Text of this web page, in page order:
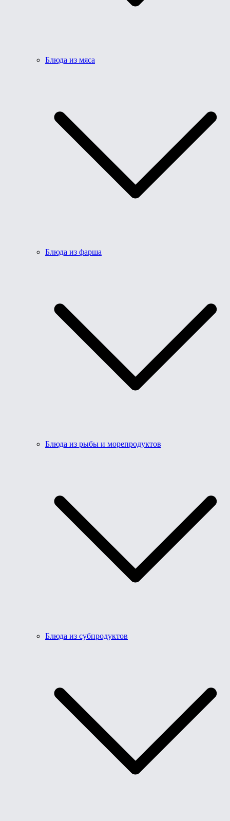
Блюда из мяса
Блюда из фарша
Блюда из рыбы и морепродуктов
Блюда из субпродуктов